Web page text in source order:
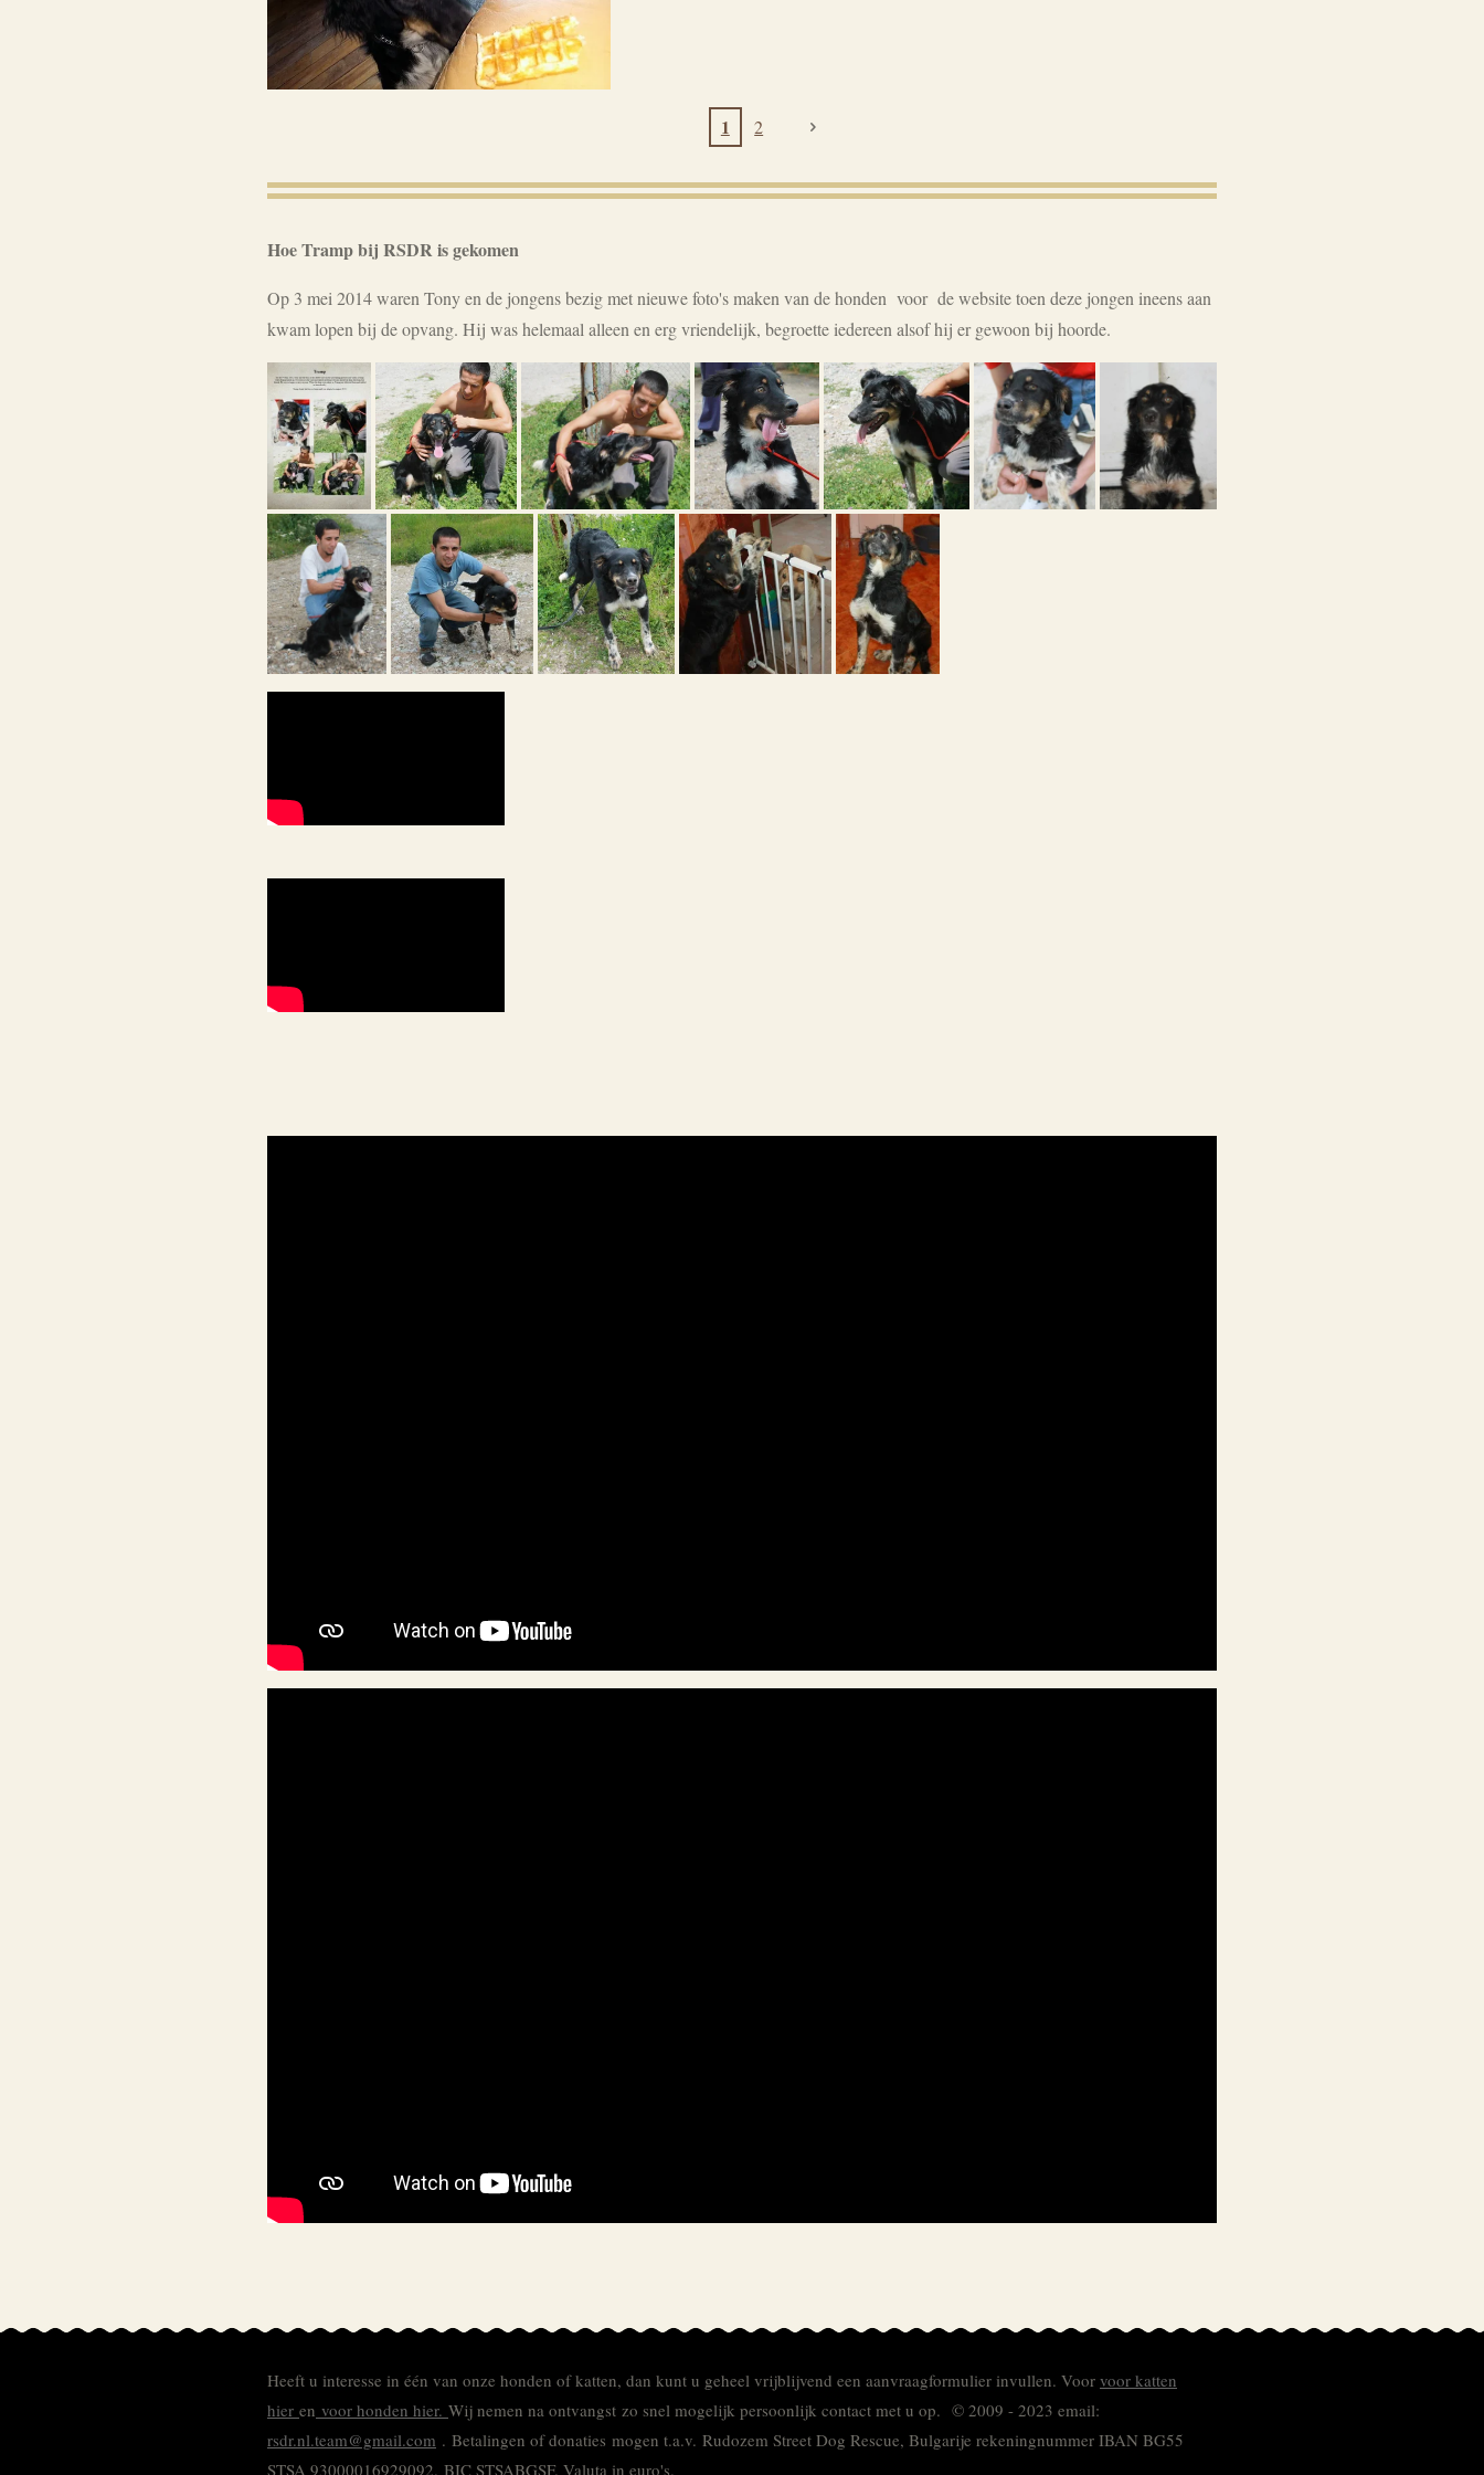
1 2
Hoe Tramp bij RSDR is gekomen
Op 3 mei 2014 waren Tony en de jongens bezig met nieuwe foto's maken van de honden voor de website toen deze jongen ineens aan
kwam lopen bij de opvang. Hij was helemaal alleen en erg vriendelijk, begroette iedereen alsof hij er gewoon bij hoorde.
Heeft u interesse in één van onze honden of katten, dan kunt u geheel vrijblijvend een aanvraagformulier invullen. Voor voor katten
hier en voor honden hier. Wij nemen na ontvangst zo snel mogelijk persoonlijk contact met u op. © 2009 - 2023 email:
rsdr.nl.team@gmail.com . Betalingen of donaties mogen t.a.v. Rudozem Street Dog Rescue, Bulgarije rekeningnummer IBAN BG55
STSA 93000016929092. BIC STSABGSF. Valuta in euro's.